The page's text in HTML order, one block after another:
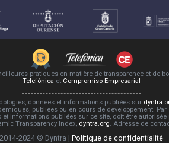
pratiques en matière de transparence et de
Telefónica et Compromiso Empresarial
données et informations publiées sur
publiées ou en cours de développement.
informations publiées sur ce site, doit être
Transparency Index, dyntra.org. Adresse de
2014-2024 © Dyntra | Politique de confidentialité